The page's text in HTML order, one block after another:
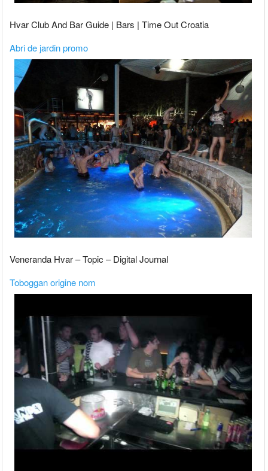
Hvar Club And Bar Guide | Bars | Time Out Croatia
Abri de jardin promo
Veneranda Hvar – Topic – Digital Journal
Toboggan origine nom